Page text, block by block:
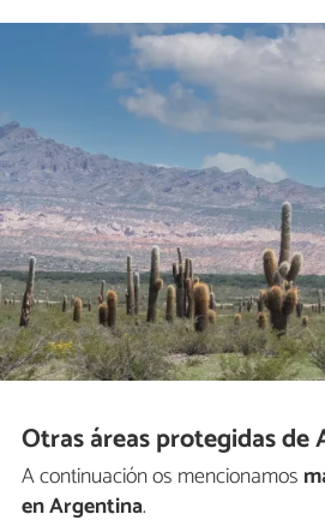
Otras áreas protegidas de
A continuación os mencionamos
en Argentina.